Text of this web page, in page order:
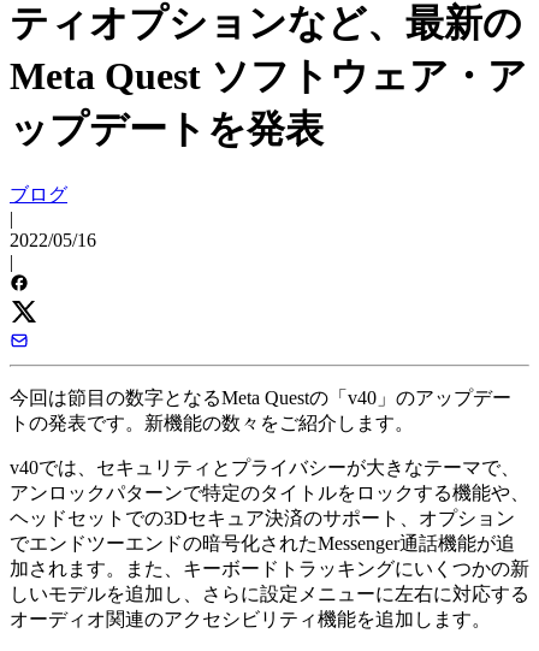
ティオプションなど、最新の
Meta Quest ソフトウェア・ア
ップデートを発表
ブログ
|
2022/05/16
|
今回は節目の数字となるMeta Questの「v40」のアップデー
トの発表です。新機能の数々をご紹介します。
v40では、セキュリティとプライバシーが大きなテーマで、
アンロックパターンで特定のタイトルをロックする機能や、
ヘッドセットでの3Dセキュア決済のサポート、オプション
でエンドツーエンドの暗号化されたMessenger通話機能が追
加されます。また、キーボードトラッキングにいくつかの新
しいモデルを追加し、さらに設定メニューに左右に対応する
オーディオ関連のアクセシビリティ機能を追加します。